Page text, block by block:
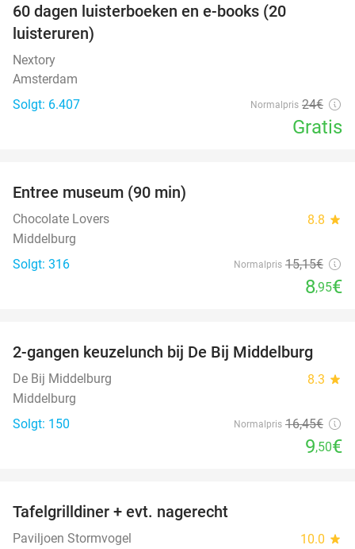
60 dagen luisterboeken en e-books (20
luisteruren)
Nextory
Amsterdam
Solgt: 6.407
Normalpris 24€
Gratis
Entree museum (90 min)
Chocolate Lovers 8.8 star
Middelburg
Solgt: 316
Normalpris 15,15€
8,95€
42%
2-gangen keuzelunch bij De Bij Middelburg
De Bij Middelburg 8.3 star
Middelburg
Solgt: 150
Normalpris 16,45€
9,50€
Tafelgrilldiner + evt. nagerecht
Paviljoen Stormvogel 10.0 star